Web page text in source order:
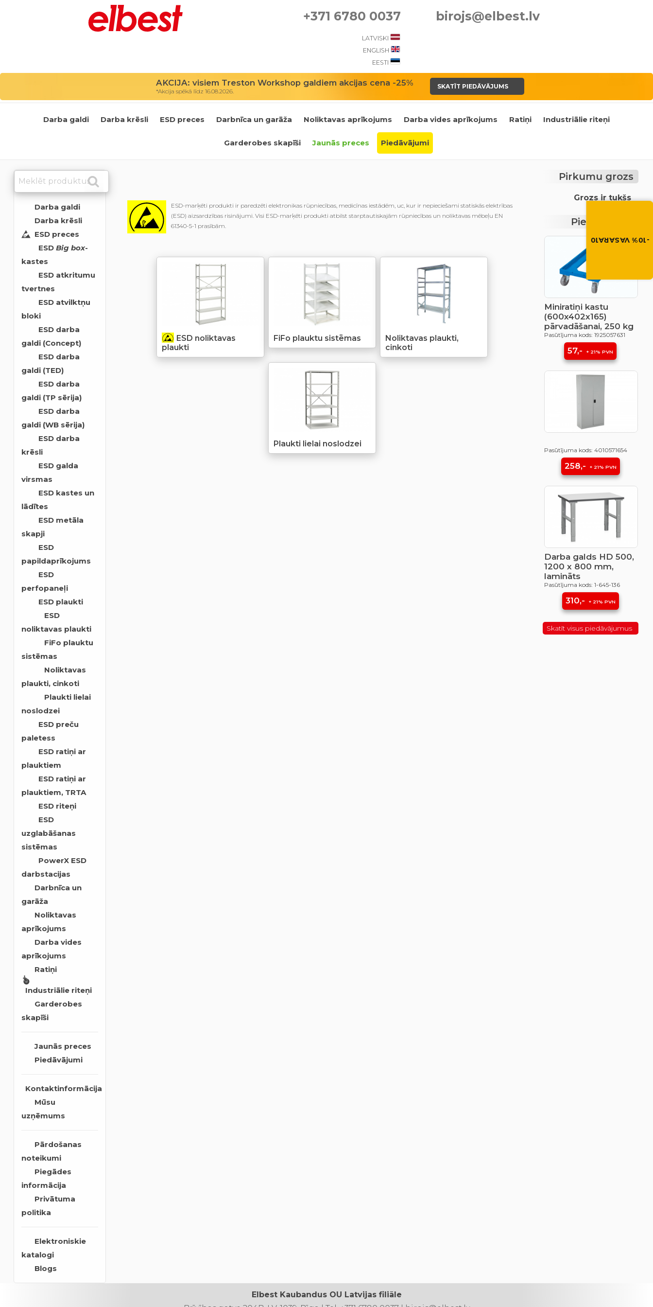
Vasara nāk ar
-10% VASARA10
+371 6780 0037 birojs@elbest.lv
LATVISKI
ENGLISH
EESTI
AKCIJA: visiem Treston Workshop galdiem akcijas cena -25%
*Akcija spēkā līdz 16.08.2026.
SKATĪT PIEDĀVĀJUMS
Darba galdi Darba krēsli ESD preces Darbnīca un garāža Noliktavas aprīkojums Darba vides aprīkojums Ratiņi Industriālie riteņi
Garderobes skapīši Jaunās preces Piedāvājumi
Darba galdi
Darba krēsli
ESD preces
ESD Big box-
kastes
ESD atkritumu
tvertnes
ESD atvilktņu
bloki
ESD darba
galdi (Concept)
ESD darba
galdi (TED)
ESD darba
galdi (TP sērija)
ESD darba
galdi (WB sērija)
ESD darba
krēsli
ESD galda
virsmas
ESD kastes un
lādītes
ESD metāla
skapji
ESD
papildaprīkojums
ESD
perfopaneļi
ESD plaukti
ESD
noliktavas plaukti
FiFo plauktu
sistēmas
Noliktavas
plaukti, cinkoti
Plaukti lielai
noslodzei
ESD preču
paletess
ESD ratiņi ar
plauktiem
ESD ratiņi ar
plauktiem, TRTA
ESD riteņi
ESD
uzglabāšanas
sistēmas
PowerX ESD
darbstacijas
Darbnīca un
garāža
Noliktavas
aprīkojums
Darba vides
aprīkojums
Ratiņi
Industriālie riteņi
Garderobes
skapīši
Jaunās preces
Piedāvājumi
Kontaktinformācija
Mūsu
uzņēmums
Pārdošanas
noteikumi
Piegādes
informācija
Privātuma
politika
Elektroniskie
katalogi
Blogs
ESD-marķēti produkti ir paredzēti elektronikas rūpniecības, medicīnas iestādēm, uc, kur ir nepieciešami statiskās elektrības
(ESD) aizsardzības risinājumi. Visi ESD-marķēti produkti atbilst starptautiskajām rūpniecības un noliktavas mēbeļu EN
61340-5-1 prasībām.
ESD noliktavas
plaukti
FiFo plauktu sistēmas
Noliktavas plaukti,
cinkoti
Plaukti lielai noslodzei
Pirkumu grozs
Grozs ir tukšs
Piedāvājumi
Miniratiņi kastu
(600x402x165)
pārvadāšanai, 250 kg
Pasūtījuma kods: 1925057631
57,- + 21% PVN
Pasūtījuma kods: 4010571654
258,- + 21% PVN
Darba galds HD 500,
1200 x 800 mm,
lamināts
Pasūtījuma kods: 1-645-136
310,- + 21% PVN
Skatīt visus piedāvājumus
Elbest Kaubandus OU Latvijas filiāle